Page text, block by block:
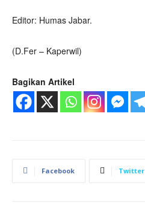
Editor: Humas Jabar.
(D.Fer – Kaperwil)
Bagikan Artikel
Facebook Twitter